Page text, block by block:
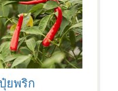
ยพริก